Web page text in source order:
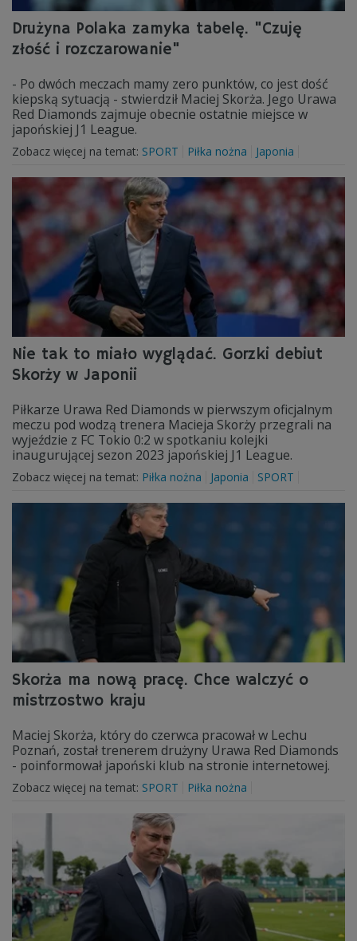
Drużyna Polaka zamyka tabelę. "Czuję
złość i rozczarowanie"
- Po dwóch meczach mamy zero punktów, co jest dość
kiepską sytuacją - stwierdził Maciej Skorża. Jego Urawa
Red Diamonds zajmuje obecnie ostatnie miejsce w
japońskiej J1 League.
Zobacz więcej na temat: SPORT Piłka nożna Japonia
Nie tak to miało wyglądać. Gorzki debiut
Skorży w Japonii
Piłkarze Urawa Red Diamonds w pierwszym oficjalnym
meczu pod wodzą trenera Macieja Skorży przegrali na
wyjeździe z FC Tokio 0:2 w spotkaniu kolejki
inaugurującej sezon 2023 japońskiej J1 League.
Zobacz więcej na temat: Piłka nożna Japonia SPORT
Skorża ma nową pracę. Chce walczyć o
mistrzostwo kraju
Maciej Skorża, który do czerwca pracował w Lechu
Poznań, został trenerem drużyny Urawa Red Diamonds
- poinformował japoński klub na stronie internetowej.
Zobacz więcej na temat: SPORT Piłka nożna